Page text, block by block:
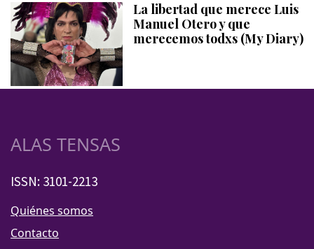
La libertad que merece Luis
Manuel Otero y que
merecemos todxs (My Diary)
ALAS TENSAS
ISSN: 3101-2213
Quiénes somos
Contacto